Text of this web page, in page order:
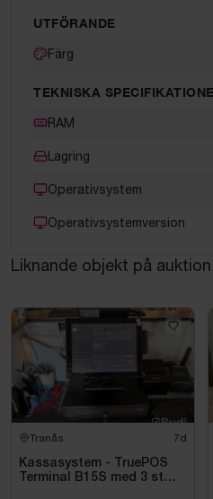
UTFÖRANDE
Färg
TEKNISKA
RAM
Lagring
Operativsystem
Operativsystemversion
Liknande objekt på
Tranås 7d
Kassasystem - TruePOS
Terminal B15S med 3 st